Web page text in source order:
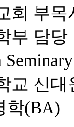
회 부목
부 담당
교 신
학(BA)